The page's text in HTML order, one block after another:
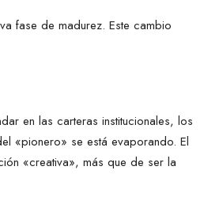
fase de madurez. Este cambio
en las carteras institucionales, los
«pionero» se está evaporando. El
«creativa», más que de ser la